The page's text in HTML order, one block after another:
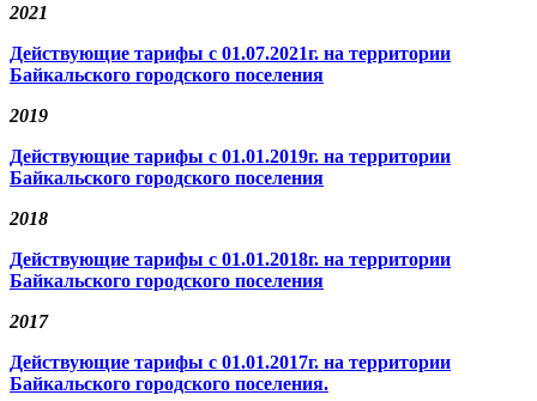
2021
Действующие тарифы с 01.07.2021г. на территории
Байкальского городского поселения
2019
Действующие тарифы с 01.01.2019г. на территории
Байкальского городского поселения
2018
Действующие тарифы с 01.01.2018г. на территории
Байкальского городского поселения
2017
Действующие тарифы с 01.01.2017г. на территории
Байкальского городского поселения.